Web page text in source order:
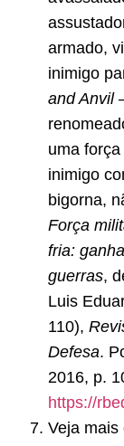
armado,
inimigo
and Anvil
uma
inimigo
bigorna,
Força
fria:
guerras,
Luis
110),
Defesa.
2016, p.
https://
Veja mais